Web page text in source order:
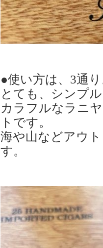
●使い方は、3通
とても、シンプ
カラフルなラニ
トです。
海や山などアウ
す。